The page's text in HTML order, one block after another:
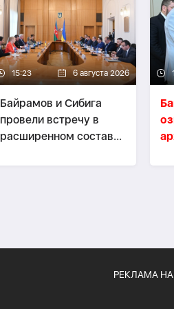
15:23 6 августа 2026
Байрамов и Сибига
провели встречу в
расширенном составе-
РЕКЛАМА